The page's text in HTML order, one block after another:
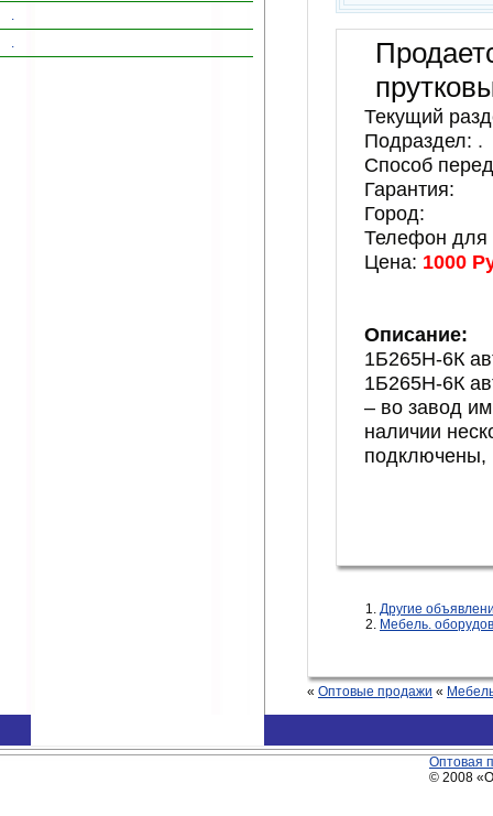
.
.
Текущий
Подраздел: .
Способ
Гарантия:
Город:
Телефон для
Цена: 1000
Описание:
1Б265Н-6К
1Б265Н-6К
– во завод
наличии
подключены,
Другие
Мебель.
« Оптовые продажи «
Оптовая
© 2008